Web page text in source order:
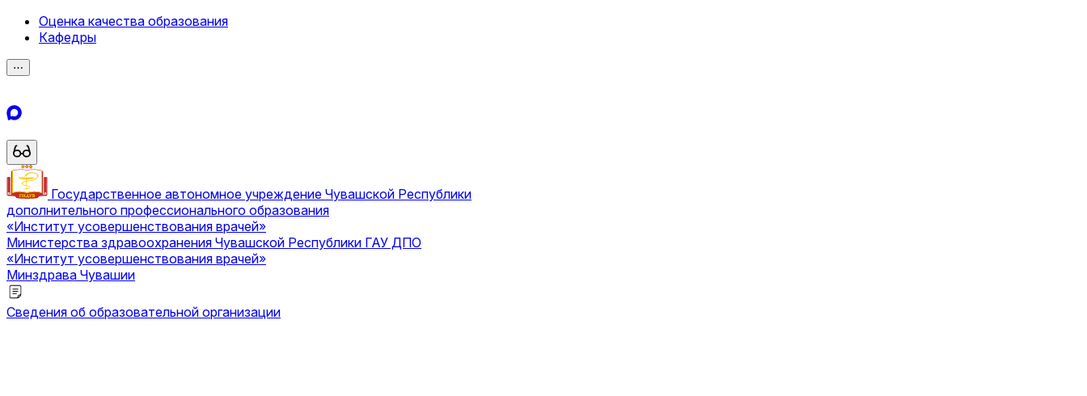
Оценка качества образования
Кафедры
⋯
Государственное автономное учреждение Чувашской Республики
дополнительного профессионального образования
«Институт усовершенствования врачей»
Министерства здравоохранения Чувашской Республики ГАУ ДПО
«Институт усовершенствования врачей»
Минздрава Чувашии
Сведения об образовательной организации